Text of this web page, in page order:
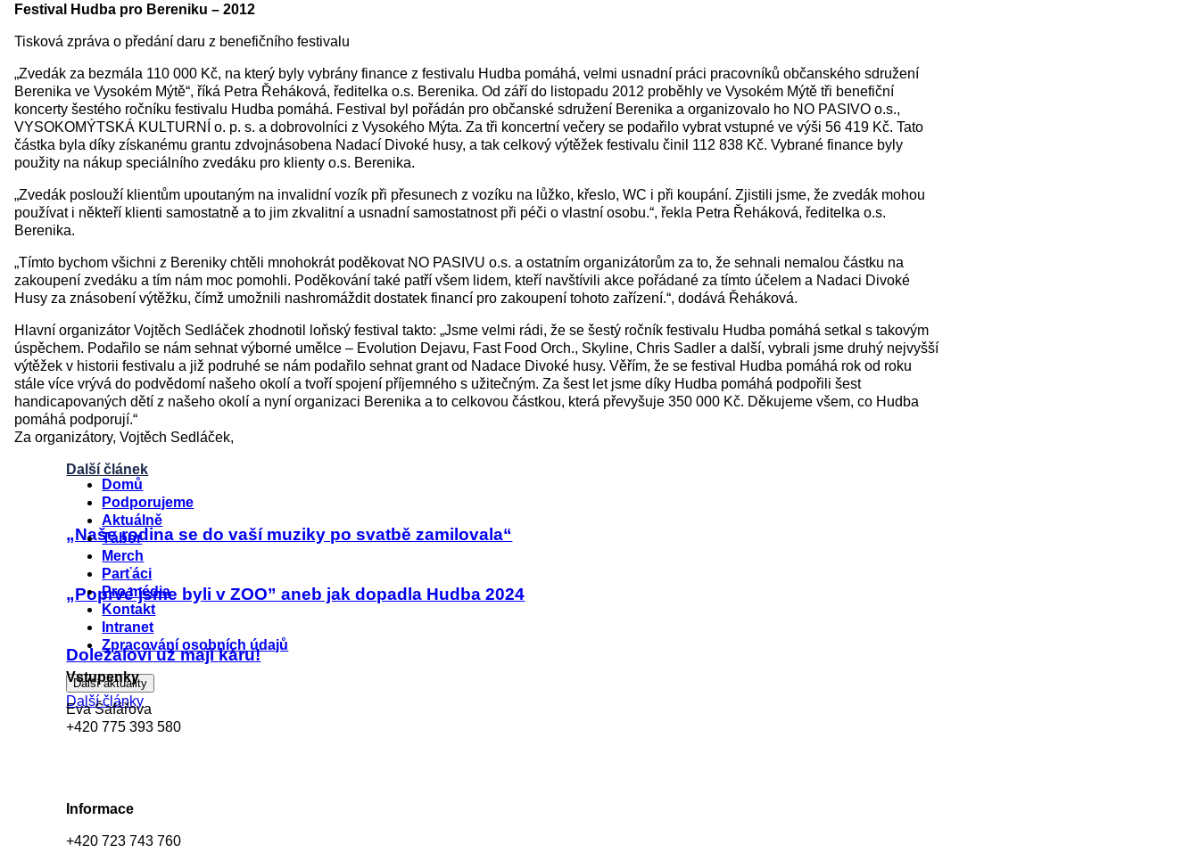
Festival Hudba pro Bereniku – 2012
Tisková zpráva o předání daru z benefičního festivalu
„Zvedák za bezmála 110 000 Kč, na který byly vybrány finance z festivalu Hudba pomáhá, velmi usnadní práci pracovníků občanského sdružení
Berenika ve Vysokém Mýtě“, říká Petra Řeháková, ředitelka o.s. Berenika. Od září do listopadu 2012 proběhly ve Vysokém Mýtě tři benefiční
koncerty šestého ročníku festivalu Hudba pomáhá. Festival byl pořádán pro občanské sdružení Berenika a organizovalo ho NO PASIVO o.s.,
VYSOKOMÝTSKÁ KULTURNÍ o. p. s. a dobrovolníci z Vysokého Mýta. Za tři koncertní večery se podařilo vybrat vstupné ve výši 56 419 Kč. Tato
částka byla díky získanému grantu zdvojnásobena Nadací Divoké husy, a tak celkový výtěžek festivalu činil 112 838 Kč. Vybrané finance byly
použity na nákup speciálního zvedáku pro klienty o.s. Berenika.
„Zvedák poslouží klientům upoutaným na invalidní vozík při přesunech z vozíku na lůžko, křeslo, WC i při koupání. Zjistili jsme, že zvedák mohou
používat i někteří klienti samostatně a to jim zkvalitní a usnadní samostatnost při péči o vlastní osobu.“, řekla Petra Řeháková, ředitelka o.s.
Berenika.
„Tímto bychom všichni z Bereniky chtěli mnohokrát poděkovat NO PASIVU o.s. a ostatním organizátorům za to, že sehnali nemalou částku na
zakoupení zvedáku a tím nám moc pomohli. Poděkování také patří všem lidem, kteří navštívili akce pořádané za tímto účelem a Nadaci Divoké
Husy za znásobení výtěžku, čímž umožnili nashromáždit dostatek financí pro zakoupení tohoto zařízení.“, dodává Řeháková.
Hlavní organizátor Vojtěch Sedláček zhodnotil loňský festival takto: „Jsme velmi rádi, že se šestý ročník festivalu Hudba pomáhá setkal s takovým
úspěchem. Podařilo se nám sehnat výborné umělce – Evolution Dejavu, Fast Food Orch., Skyline, Chris Sadler a další, vybrali jsme druhý nejvyšší
výtěžek v historii festivalu a již podruhé se nám podařilo sehnat grant od Nadace Divoké husy. Věřím, že se festival Hudba pomáhá rok od roku
stále více vrývá do podvědomí našeho okolí a tvoří spojení příjemného s užitečným. Za šest let jsme díky Hudba pomáhá podpořili šest
handicapovaných dětí z našeho okolí a nyní organizaci Berenika a to celkovou částkou, která převyšuje 350 000 Kč. Děkujeme všem, co Hudba
pomáhá podporují.“
Za organizátory, Vojtěch Sedláček,
Další článek
„Naše rodina se do vaší muziky po svatbě zamilovala“
„Poprvé jsme byli v ZOO” aneb jak dopadla Hudba 2024
Doležalovi už mají káru!
Další aktuality
Další články
Menu
Domů
Podporujeme
Aktuálně
Tábor
Merch
Parťáci
Pro média
Kontakt
Intranet
Zpracování osobních údajů
Vstupenky
Eva Šafářova
+420 775 393 580
Informace
+420 723 743 760